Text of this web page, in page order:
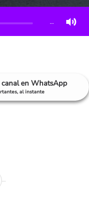
…
canal en WhatsApp
al instante